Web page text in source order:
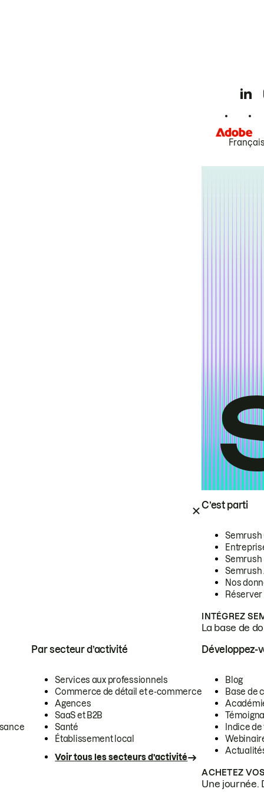
C’est parti
Semrush
Semrush
Semrush
Nos
INTÉGREZ
La base de
Par secteur d’activité
Services aux professionnels
Commerce de détail et e-commerce
Agences
SaaS et B2B
Santé
Établissement local
Voir tous les secteurs d’activité
Développez-
Blog
Base de
Indice
ACHETEZ
Une journée.